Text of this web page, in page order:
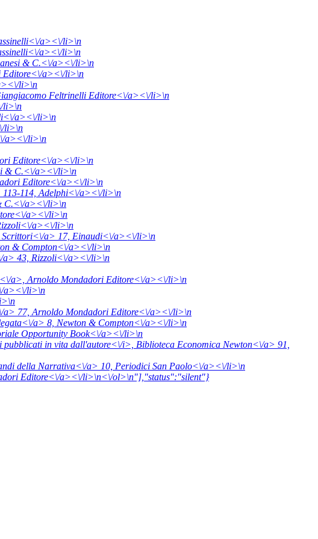
a><\/li>\n
a><\/li>\n
& C.<\/a><\/li>\n
Editore<\/a><\/li>\n
li>\n
Feltrinelli Editore<\/a><\/li>\n
li>\n
a><\/li>\n
li>\n
a><\/li>\n
Editore<\/a><\/li>\n
& C.<\/a><\/li>\n
Editore<\/a><\/li>\n
114, Adelphi<\/a><\/li>\n
C.<\/a><\/li>\n
a><\/li>\n
a><\/li>\n
a> 17, Einaudi<\/a><\/li>\n
& Compton<\/a><\/li>\n
a> 43, Rizzoli<\/a><\/li>\n
a>, Arnoldo Mondadori Editore<\/a><\/li>\n
a><\/li>\n
a> 77, Arnoldo Mondadori Editore<\/a><\/li>\n
a> 8, Newton & Compton<\/a><\/li>\n
Opportunity Book<\/a><\/li>\n
pubblicati in vita dall'autore<\/i>, Biblioteca Economica Newton<\/a> 91,
della Narrativa<\/a> 10, Periodici San Paolo<\/a><\/li>\n
Editore<\/a><\/li>\n<\/ol>\n"],"status":"silent"}